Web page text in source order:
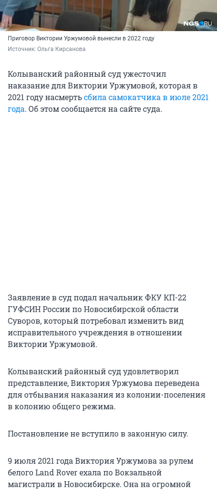
Приговор Виктории Уржумовой вынесли в 2022 году
Источник: Ольга Кирсанова
Колыванский районный суд ужесточил
наказание для Виктории Уржумовой, которая в
2021 году насмертьсбила самокатчика в июле 2021
года. Об этом сообщается на сайте суда.
Заявление в суд подал начальник ФКУ КП-22
ГУФСИН России по Новосибирской области
Суворов, который потребовал изменить вид
исправительного учреждения в отношении
Виктории Уржумовой.
Колыванский районный суд удовлетворил
представление, Виктория Уржумова переведена
для отбывания наказания из колонии-поселения
в колонию общего режима.
Постановление не вступило в законную силу.
9 июля 2021 года Виктория Уржумова за рулем
белого Land Rover ехала по Вокзальной
магистрали в Новосибирске. Она на огромной